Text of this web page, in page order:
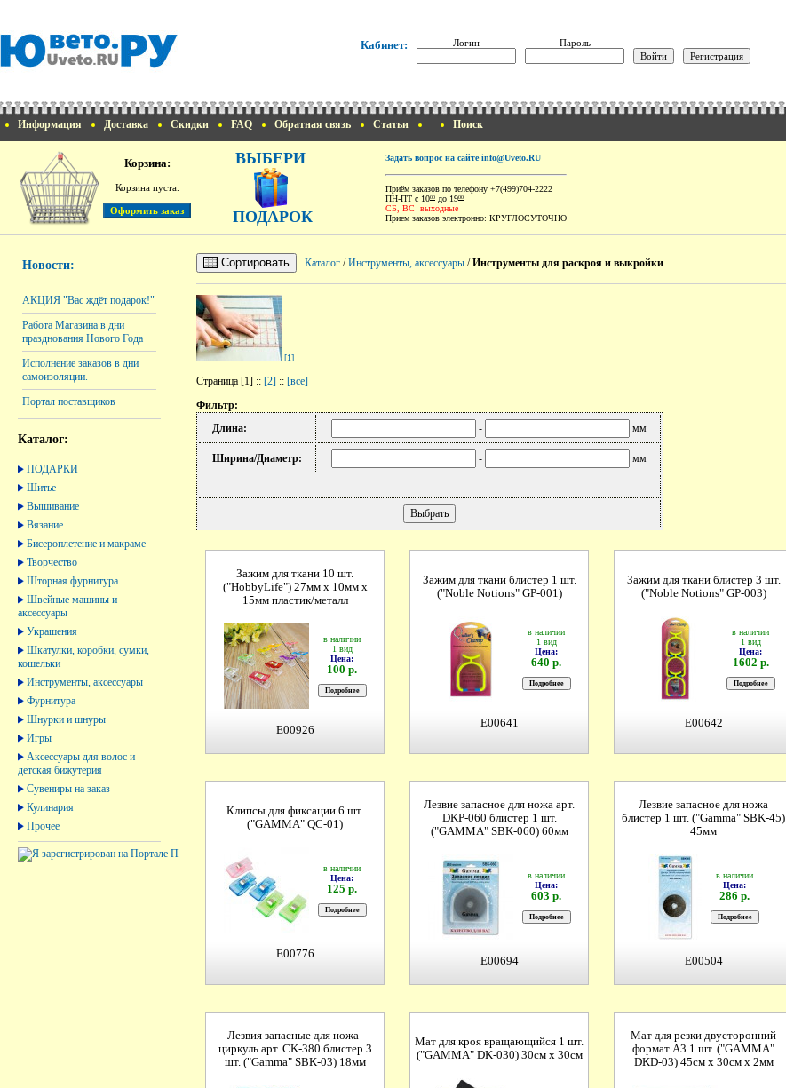
Кабинет: Логин Пароль
Информация Доставка Скидки FAQ Обратная связь Статьи Поиск
Корзина:
Корзина пуста.
ВЫБЕРИ
ПОДАРОК
Задать вопрос на сайте info@Uveto.RU
Приём заказов по телефону +7(499)704-2222
ПН-ПТ с 1000 до 1900
СБ, ВС выходные
Прием заказов электронно: КРУГЛОСУТОЧНО
Новости:
АКЦИЯ "Вас ждёт подарок!"
Работа Магазина в дни
празднования Нового Года
Исполнение заказов в дни
самоизоляции.
Портал поставщиков
Каталог:
ПОДАРКИ
Шитье
Вышивание
Вязание
Бисероплетение и макраме
Творчество
Шторная фурнитура
Швейные машины и
аксессуары
Украшения
Шкатулки, коробки, сумки,
кошельки
Инструменты, аксессуары
Фурнитура
Шнурки и шнуры
Игры
Аксессуары для волос и
детская бижутерия
Сувениры на заказ
Кулинария
Прочее
Сортировать Каталог /Инструменты, аксессуары /Инструменты для раскроя и выкройки
[1]
Страница [1] :: [2] :: [все]
Фильтр:
Длина:
- мм
Ширина/Диаметр: - мм
Зажим для ткани 10 шт.
("HobbyLife") 27мм х 10мм х
15мм пластик/металл
в наличии
1 вид
Цена:
100 р.
E00926
Зажим для ткани блистер 1 шт.
("Noble Notions" GP-001)
в наличии
1 вид
Цена:
640 р.
E00641
Зажим для ткани блистер 3 шт.
("Noble Notions" GP-003)
в наличии
1 вид
Цена:
1602 р.
E00642
Клипсы для фиксации 6 шт.
("GAMMA" QC-01)
в наличии
Цена:
125 р.
E00776
Лезвие запасное для ножа арт.
DKP-060 блистер 1 шт.
("GAMMA" SBK-060) 60мм
в наличии
Цена:
603 р.
E00694
Лезвие запасное для ножа
блистер 1 шт. ("Gamma" SBK-45)
45мм
в наличии
Цена:
286 р.
E00504
Лезвия запасные для ножа-
циркуль арт. CK-380 блистер 3
шт. ("Gamma" SBK-03) 18мм
Мат для кроя вращающийся 1 шт.
("GAMMA" DK-030) 30см х 30см
Мат для резки двусторонний
формат А3 1 шт. ("GAMMA"
DKD-03) 45см х 30см х 2мм